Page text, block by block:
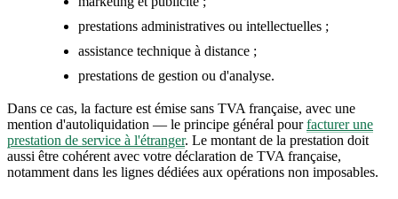
prestations administratives ou intellectuelles ;
assistance technique à distance ;
prestations de gestion ou d'analyse.
Dans ce cas, la facture est émise sans TVA française, avec une
mention d'autoliquidation — le principe général pourfacturer une
prestation de service à l'étranger. Le montant de la prestation doit
aussi être cohérent avec votre déclaration de TVA française,
notamment dans les lignes dédiées aux opérations non imposables.